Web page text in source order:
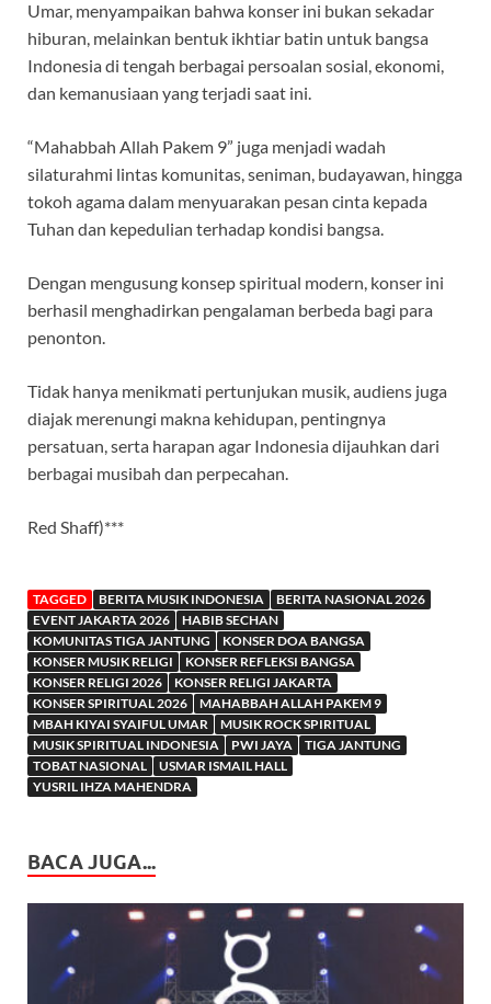
Umar, menyampaikan bahwa konser ini bukan sekadar
hiburan, melainkan bentuk ikhtiar batin untuk bangsa
Indonesia di tengah berbagai persoalan sosial, ekonomi,
dan kemanusiaan yang terjadi saat ini.
“Mahabbah Allah Pakem 9” juga menjadi wadah
silaturahmi lintas komunitas, seniman, budayawan, hingga
tokoh agama dalam menyuarakan pesan cinta kepada
Tuhan dan kepedulian terhadap kondisi bangsa.
Dengan mengusung konsep spiritual modern, konser ini
berhasil menghadirkan pengalaman berbeda bagi para
penonton.
Tidak hanya menikmati pertunjukan musik, audiens juga
diajak merenungi makna kehidupan, pentingnya
persatuan, serta harapan agar Indonesia dijauhkan dari
berbagai musibah dan perpecahan.
Red Shaff)***
TAGGED BERITA MUSIK INDONESIA
BERITA NASIONAL 2026
EVENT JAKARTA 2026
HABIB SECHAN
KOMUNITAS TIGA JANTUNG
KONSER DOA BANGSA
KONSER MUSIK RELIGI
KONSER REFLEKSI BANGSA
KONSER RELIGI 2026
KONSER RELIGI JAKARTA
KONSER SPIRITUAL 2026
MAHABBAH ALLAH PAKEM 9
MBAH KIYAI SYAIFUL UMAR
MUSIK ROCK SPIRITUAL
MUSIK SPIRITUAL INDONESIA
PWI JAYA
TIGA JANTUNG
TOBAT NASIONAL
USMAR ISMAIL HALL
YUSRIL IHZA MAHENDRA
BACA JUGA...